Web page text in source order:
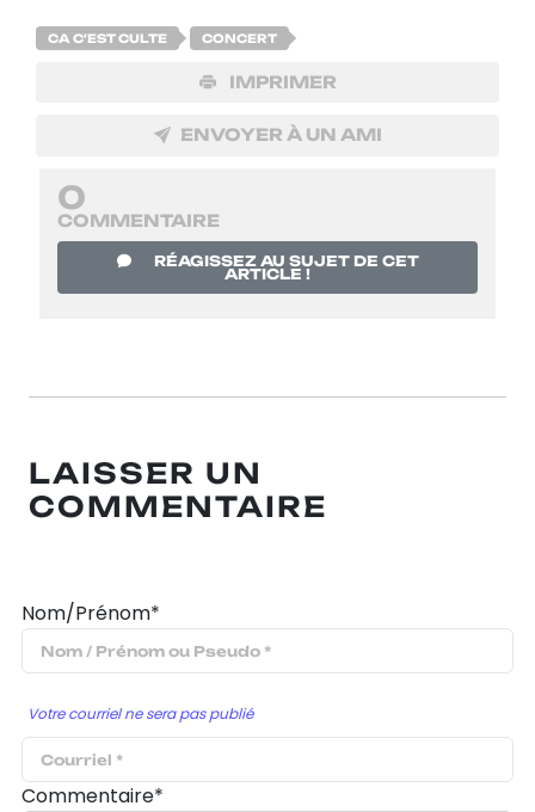
CA C'EST CULTE CONCERT
IMPRIMER
ENVOYER À UN AMI
0
COMMENTAIRE
RÉAGISSEZ AU SUJET DE CET
ARTICLE !
LAISSER UN
COMMENTAIRE
Nom/Prénom*
Votre courriel ne sera pas publié
Commentaire*